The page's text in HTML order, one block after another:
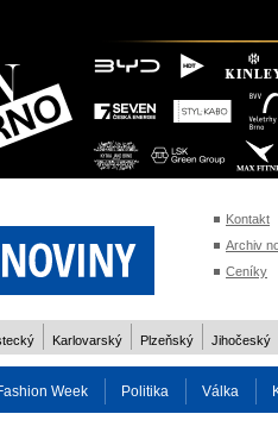
Kontakt
Archiv
Ceníky
Karlovarský Plzeňský Jihočeský
Week Politika Válka